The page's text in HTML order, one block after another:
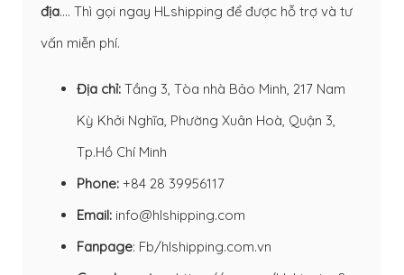
địa…. Thì gọi ngay HLshipping để được hỗ trợ và tư
vấn miễn phí.
Địa chỉ: Tầng 3, Tòa nhà Bảo Minh, 217 Nam
Kỳ Khởi Nghĩa, Phường Xuân Hoà, Quận 3,
Tp.Hồ Chí Minh
Phone: +84 28 39956117
Email: info@hlshipping.com
Fanpage: Fb/hlshipping.com.vn